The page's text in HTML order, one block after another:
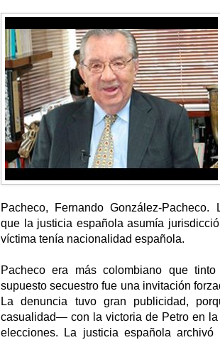
Pacheco, Fernando González-Pacheco.
que la justicia española asumía
víctima tenía nacionalidad española.
Pacheco era más colombiano que
supuesto secuestro fue una invitación
La denuncia tuvo gran publicidad,
casualidad— con la victoria de Petro en
elecciones. La justicia española